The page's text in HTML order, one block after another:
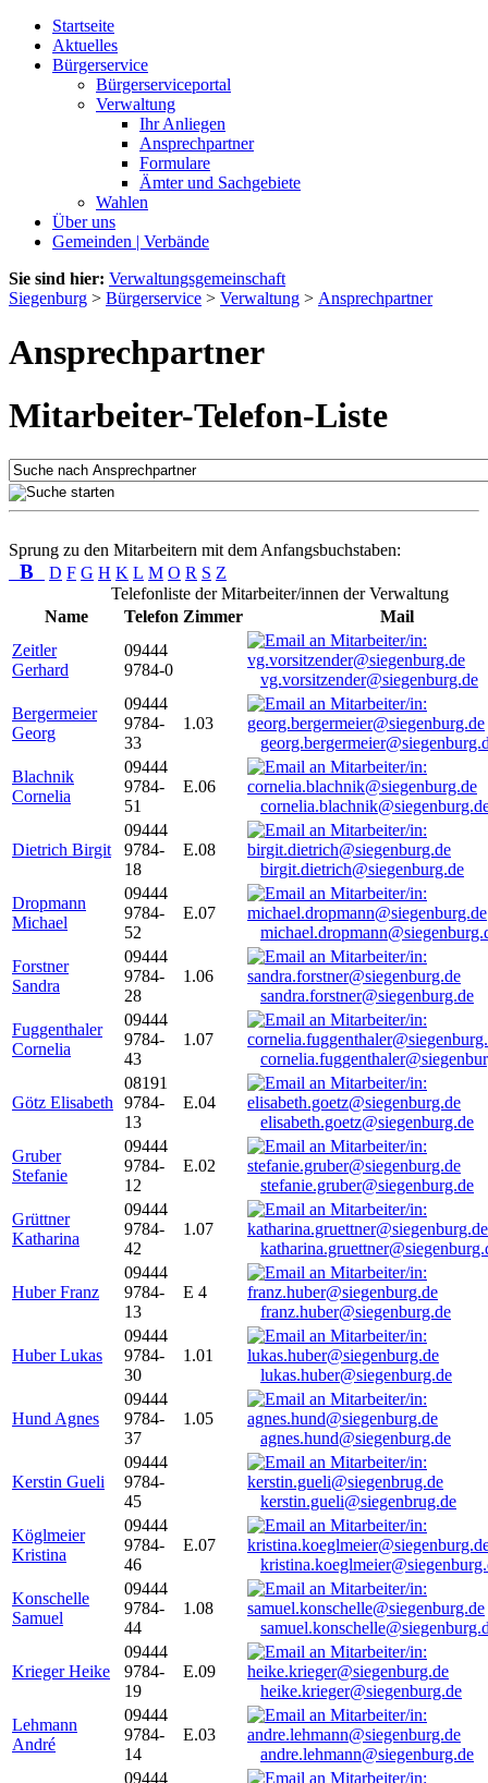
Startseite
Aktuelles
Bürgerservice
Bürgerserviceportal
Verwaltung
Ihr Anliegen
Ansprechpartner
Formulare
Ämter und Sachgebiete
Wahlen
Über uns
Gemeinden | Verbände
Sie sind hier: Verwaltungsgemeinschaft
Siegenburg > Bürgerservice > Verwaltung > Ansprechpartner
Ansprechpartner
Mitarbeiter-Telefon-Liste
Sprung zu den Mitarbeitern mit dem Anfangsbuchstaben:
B D F G H K L M O R S Z
Telefonliste der Mitarbeiter/innen der Verwaltung
Name
Telefon Zimmer
Mail
Zeitler
Gerhard
09444
9784-0
vg.vorsitzender@siegenburg.de
Bergermeier
Georg
09444
9784-
33
1.03
Blachnik
Cornelia
09444
9784-
51
E.06
Dietrich Birgit
09444
9784-
18
E.08
birgit.dietrich@siegenburg.de
Dropmann
Michael
09444
9784-
52
E.07
Forstner
Sandra
09444
9784-
28
1.06
sandra.forstner@siegenburg.de
Fuggenthaler
Cornelia
09444
9784-
43
1.07
Götz Elisabeth
08191
9784-
13
E.04
elisabeth.goetz@siegenburg.de
Gruber
Stefanie
09444
9784-
12
E.02
stefanie.gruber@siegenburg.de
Grüttner
Katharina
09444
9784-
42
1.07
Huber Franz
09444
9784-
13
E 4
franz.huber@siegenburg.de
Huber Lukas
09444
9784-
30
1.01
lukas.huber@siegenburg.de
Hund Agnes
09444
9784-
37
1.05
agnes.hund@siegenburg.de
Kerstin Gueli
09444
9784-
45
kerstin.gueli@siegenbrug.de
Köglmeier
Kristina
09444
9784-
46
E.07
Konschelle
Samuel
09444
9784-
44
1.08
Krieger Heike
09444
9784-
19
E.09
heike.krieger@siegenburg.de
Lehmann
André
09444
9784-
14
E.03
andre.lehmann@siegenburg.de
09444